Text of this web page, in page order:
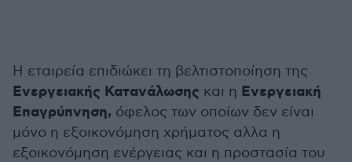
Η εταιρεία επιδιώκει τη βελτιστοποίηση της
Ενεργειακής Κατανάλωσης και η Ενεργειακή
Επαγρύπνηση, όφελος των οποίων δεν είναι
μόνο η εξοικονόμηση χρήματος αλλα η
εξοικονόμηση ενέργειας και η προστασία του